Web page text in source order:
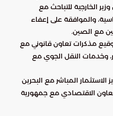
الخارجية للتباحث مع
والموافقة على إعفاء
مع الصين.
مذكرات تعاون قانوني مع
وخدمات النقل الجوي مع
الاستثمار المباشر مع البحرين
الاقتصادي مع جمهورية